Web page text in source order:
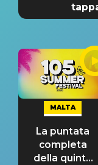
MALTA
La puntata
completa
della quinta